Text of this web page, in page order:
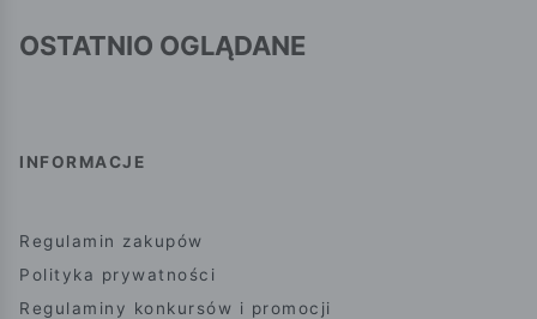
OSTATNIO OGLĄDANE
INFORMACJE
Regulamin zakupów
Polityka prywatności
Regulaminy konkursów i promocji